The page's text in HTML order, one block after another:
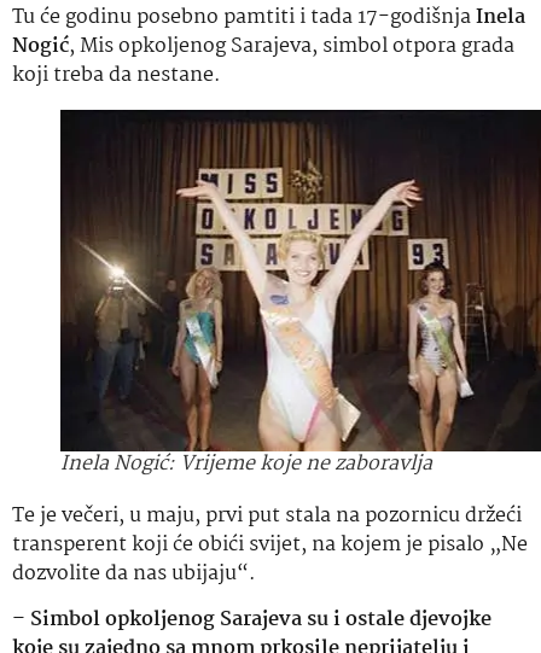
Tu će godinu posebno pamtiti i tada 17-godišnjaInela
Nogić, Mis opkoljenog Sarajeva, simbol otpora grada
koji treba da nestane.
Inela Nogić: Vrijeme koje ne zaboravlja
Te je večeri, u maju, prvi put stala na pozornicu držeći
transperent koji će obići svijet, na kojem je pisalo „Ne
dozvolite da nas ubijaju“.
– Simbol opkoljenog Sarajeva su i ostale djevojke